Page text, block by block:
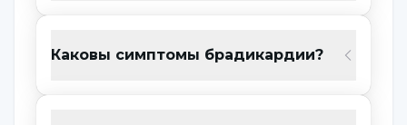
структура, называемая синусовым узлом.
сигнал о сердцебиении. Когда синусовый
узел подает сигнал, запускающий работу
Каковы симптомы брадикардии?